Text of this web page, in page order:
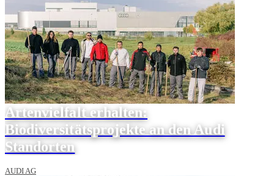
Artenvielfalt erhalten:
Biodiversitätsprojekte an den Audi
Standorten
AUDI AG